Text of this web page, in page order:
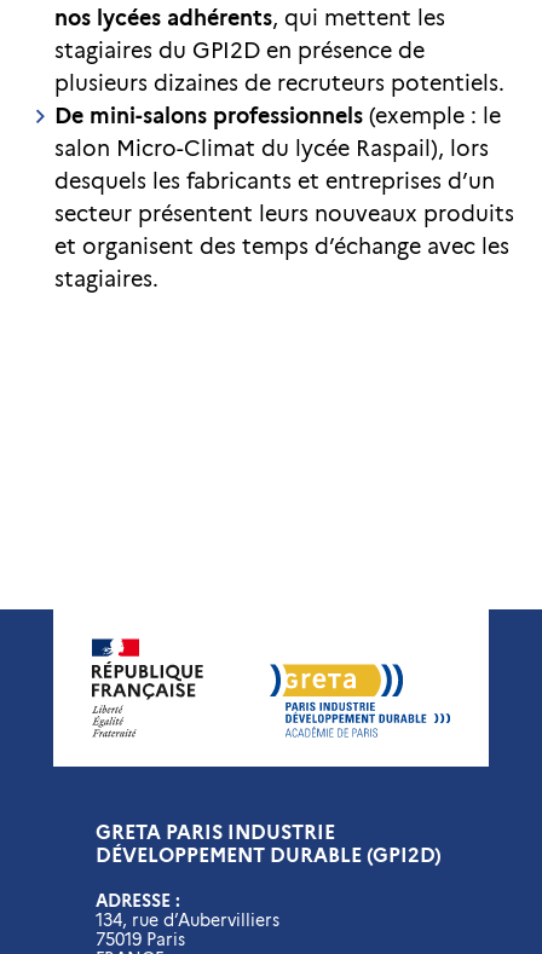
nos lycées adhérents, qui mettent les
stagiaires du GPI2D en présence de
plusieurs dizaines de recruteurs potentiels.
De mini-salons professionnels (exemple : le
salon Micro-Climat du lycée Raspail), lors
desquels les fabricants et entreprises d’un
secteur présentent leurs nouveaux produits
et organisent des temps d’échange avec les
stagiaires.
GRETA PARIS INDUSTRIE
DÉVELOPPEMENT DURABLE (GPI2D)
ADRESSE :
134, rue d’Aubervilliers
75019 Paris